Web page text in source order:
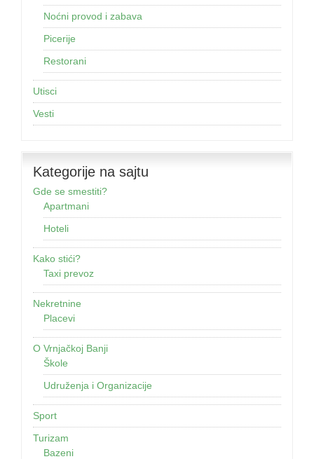
Noćni provod i zabava
Picerije
Restorani
Utisci
Vesti
Kategorije na sajtu
Gde se smestiti?
Apartmani
Hoteli
Kako stići?
Taxi prevoz
Nekretnine
Placevi
O Vrnjačkoj Banji
Škole
Udruženja i Organizacije
Sport
Turizam
Bazeni